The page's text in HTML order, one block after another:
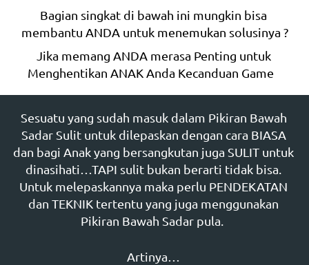
Bagian singkat di bawah ini mungkin bisa
membantu ANDA untuk menemukan solusinya ?
Jika memang ANDA merasa Penting untuk
Menghentikan ANAK Anda Kecanduan Game
Sesuatu yang sudah masuk dalam Pikiran Bawah
Sadar Sulit untuk dilepaskan dengan cara BIASA
dan bagi Anak yang bersangkutan juga SULIT untuk
dinasihati…TAPI sulit bukan berarti tidak bisa.
Untuk melepaskannya maka perlu PENDEKATAN
dan TEKNIK tertentu yang juga menggunakan
Pikiran Bawah Sadar pula.
Artinya…